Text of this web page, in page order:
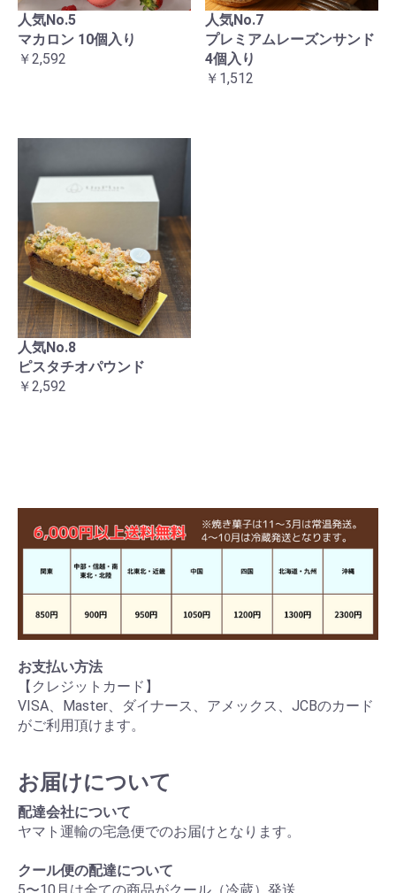
人気No.5
マカロン 10個入り
￥2,592
人気No.7
プレミアムレーズンサンド
4個入り
￥1,512
人気No.8
ピスタチオパウンド
￥2,592
お支払い方法
【クレジットカード】
VISA、Master、ダイナース、アメックス、JCBのカード
がご利用頂けます。
お届けについて
配達会社について
ヤマト運輸の宅急便でのお届けとなります。
クール便の配達について